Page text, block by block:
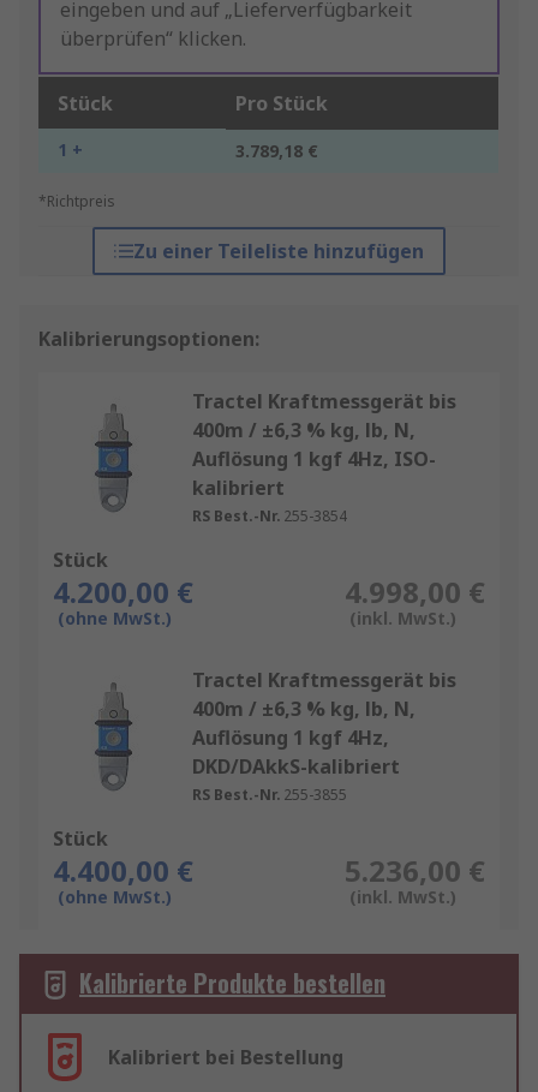
eingeben und auf „Lieferverfügbarkeit
überprüfen“ klicken.
Stück Pro Stück
1 + 3.789,18 €
*Richtpreis
Zu einer Teileliste hinzufügen
Kalibrierungsoptionen:
Tractel Kraftmessgerät bis
400m / ±6,3 % kg, lb, N,
Auflösung 1 kgf 4Hz, ISO-
kalibriert
RS Best.-Nr. 255-3854
Stück
4.200,00 €
(ohne MwSt.)
4.998,00 €
(inkl. MwSt.)
Tractel Kraftmessgerät bis
400m / ±6,3 % kg, lb, N,
Auflösung 1 kgf 4Hz,
DKD/DAkkS-kalibriert
RS Best.-Nr. 255-3855
Stück
4.400,00 €
(ohne MwSt.)
5.236,00 €
(inkl. MwSt.)
Kalibrierte Produkte bestellen
Kalibriert bei Bestellung